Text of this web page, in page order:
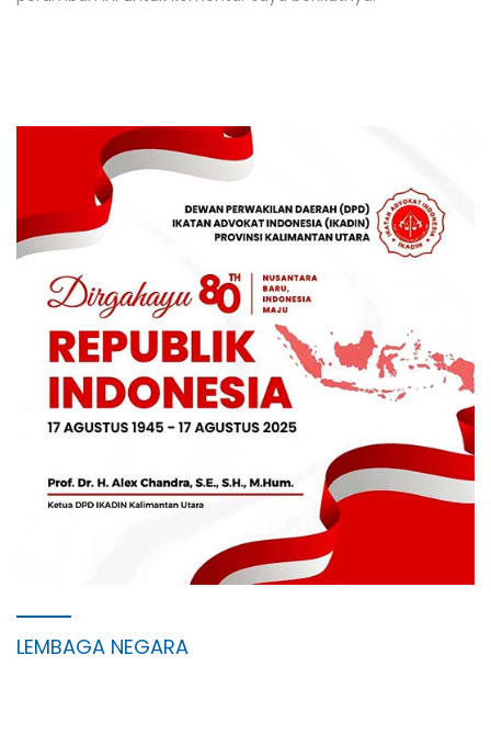
LEMBAGA NEGARA